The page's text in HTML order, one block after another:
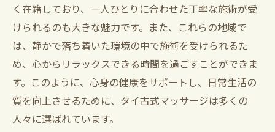
日常の疲れを癒すタイ古式マッサージの秘密
日々の疲れが蓄積する原因と解消法
タイ古式マッサージがもたらす心地よさ
夜間の眠りの質を向上させる方法
毎日のケアで健康を維持するヒント
日常生活に役立つセルフケア術
く在籍しており、一人ひとりに合わせた丁寧な施術が受
けられるのも大きな魅力です。また、これらの地域で
は、静かで落ち着いた環境の中で施術を受けられるた
め、心からリラックスできる時間を過ごすことができま
す。このように、心身の健康をサポートし、日常生活の
質を向上させるために、タイ古式マッサージは多くの
人々に選ばれています。